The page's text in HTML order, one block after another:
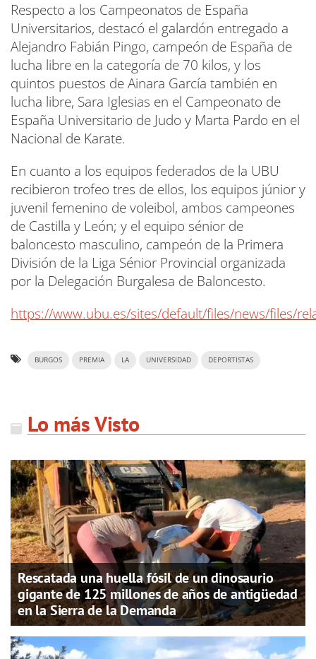
Respecto a los Campeonatos de España
Universitarios, destacó el galardón entregado a
Alejandro Fabián Pingo, campeón de España de
lucha libre en la categoría de 70 kilos, y los
quintos puestos de Ainara García también en
lucha libre, Sara Iglesias en el Campeonato de
España Universitario de Judo y Marta Pardo en el
Nacional de Karate.
En cuanto a los equipos federados de la UBU
recibieron trofeo tres de ellos, los equipos júnior y
juvenil femenino de voleibol, ambos campeones
de Castilla y León; y el equipo sénior de
baloncesto masculino, campeón de la Primera
División de la Liga Sénior Provincial organizada
por la Delegación Burgalesa de Baloncesto.
https://www.ubu.es/sites/default/files/news/files/
BURGOS PREMIA LA UNIVERSIDAD DEPORTISTAS
Lo más Visto
Rescatada una huella fósil de un dinosaurio
gigante de 125 millones de años de antigüedad
en la Sierra de la Demanda